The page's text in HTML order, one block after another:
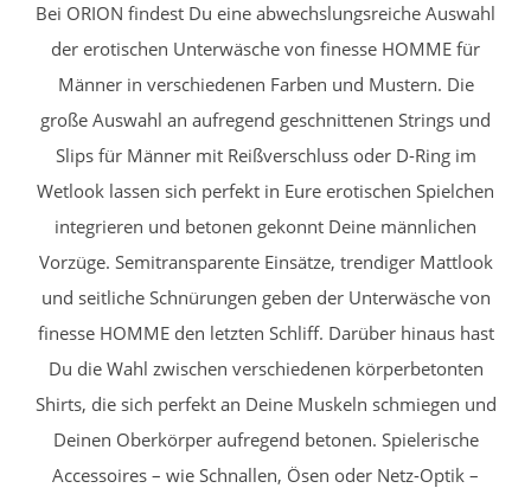
Bei ORION findest Du eine abwechslungsreiche Auswahl
der erotischen Unterwäsche von finesse HOMME für
Männer in verschiedenen Farben und Mustern. Die
große Auswahl an aufregend geschnittenen Strings und
Slips für Männer mit Reißverschluss oder D-Ring im
Wetlook lassen sich perfekt in Eure erotischen Spielchen
integrieren und betonen gekonnt Deine männlichen
Vorzüge. Semitransparente Einsätze, trendiger Mattlook
und seitliche Schnürungen geben der Unterwäsche von
finesse HOMME den letzten Schliff. Darüber hinaus hast
Du die Wahl zwischen verschiedenen körperbetonten
Shirts, die sich perfekt an Deine Muskeln schmiegen und
Deinen Oberkörper aufregend betonen. Spielerische
Accessoires – wie Schnallen, Ösen oder Netz-Optik –